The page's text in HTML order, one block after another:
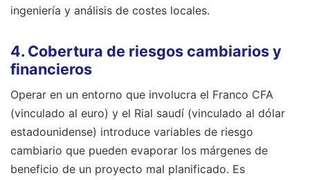
ingeniería y análisis de costes locales.
4. Cobertura de riesgos cambiarios y
financieros
Operar en un entorno que involucra el Franco CFA
(vinculado al euro) y el Rial saudí (vinculado al dólar
estadounidense) introduce variables de riesgo
cambiario que pueden evaporar los márgenes de
beneficio de un proyecto mal planificado. Es